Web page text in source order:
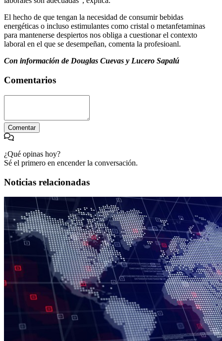
El hecho de que tengan la necesidad de consumir bebidas
energéticas o incluso estimulantes como cristal o metanfetaminas
para mantenerse despiertos nos obliga a cuestionar el contexto
laboral en el que se desempeñan, comenta la profesioanl.
Con información de Douglas Cuevas y Lucero Sapalú
Comentarios
Comentar
¿Qué opinas hoy?
Sé el primero en encender la conversación.
Noticias relacionadas